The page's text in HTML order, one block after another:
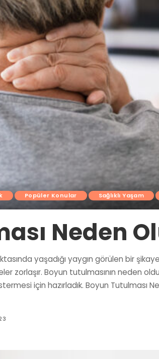
Popüler Konular Sağlıklı Yaşam
Neden
yaşadığı yaygın görülen bir
zorlaşır. Boyun tutulmasının neden
için hazırladık. Boyun Tutulması